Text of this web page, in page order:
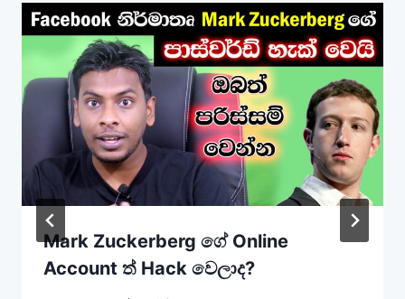
Mark Zuckerberg ගේ Online
Account ත් Hack වෙලාද?